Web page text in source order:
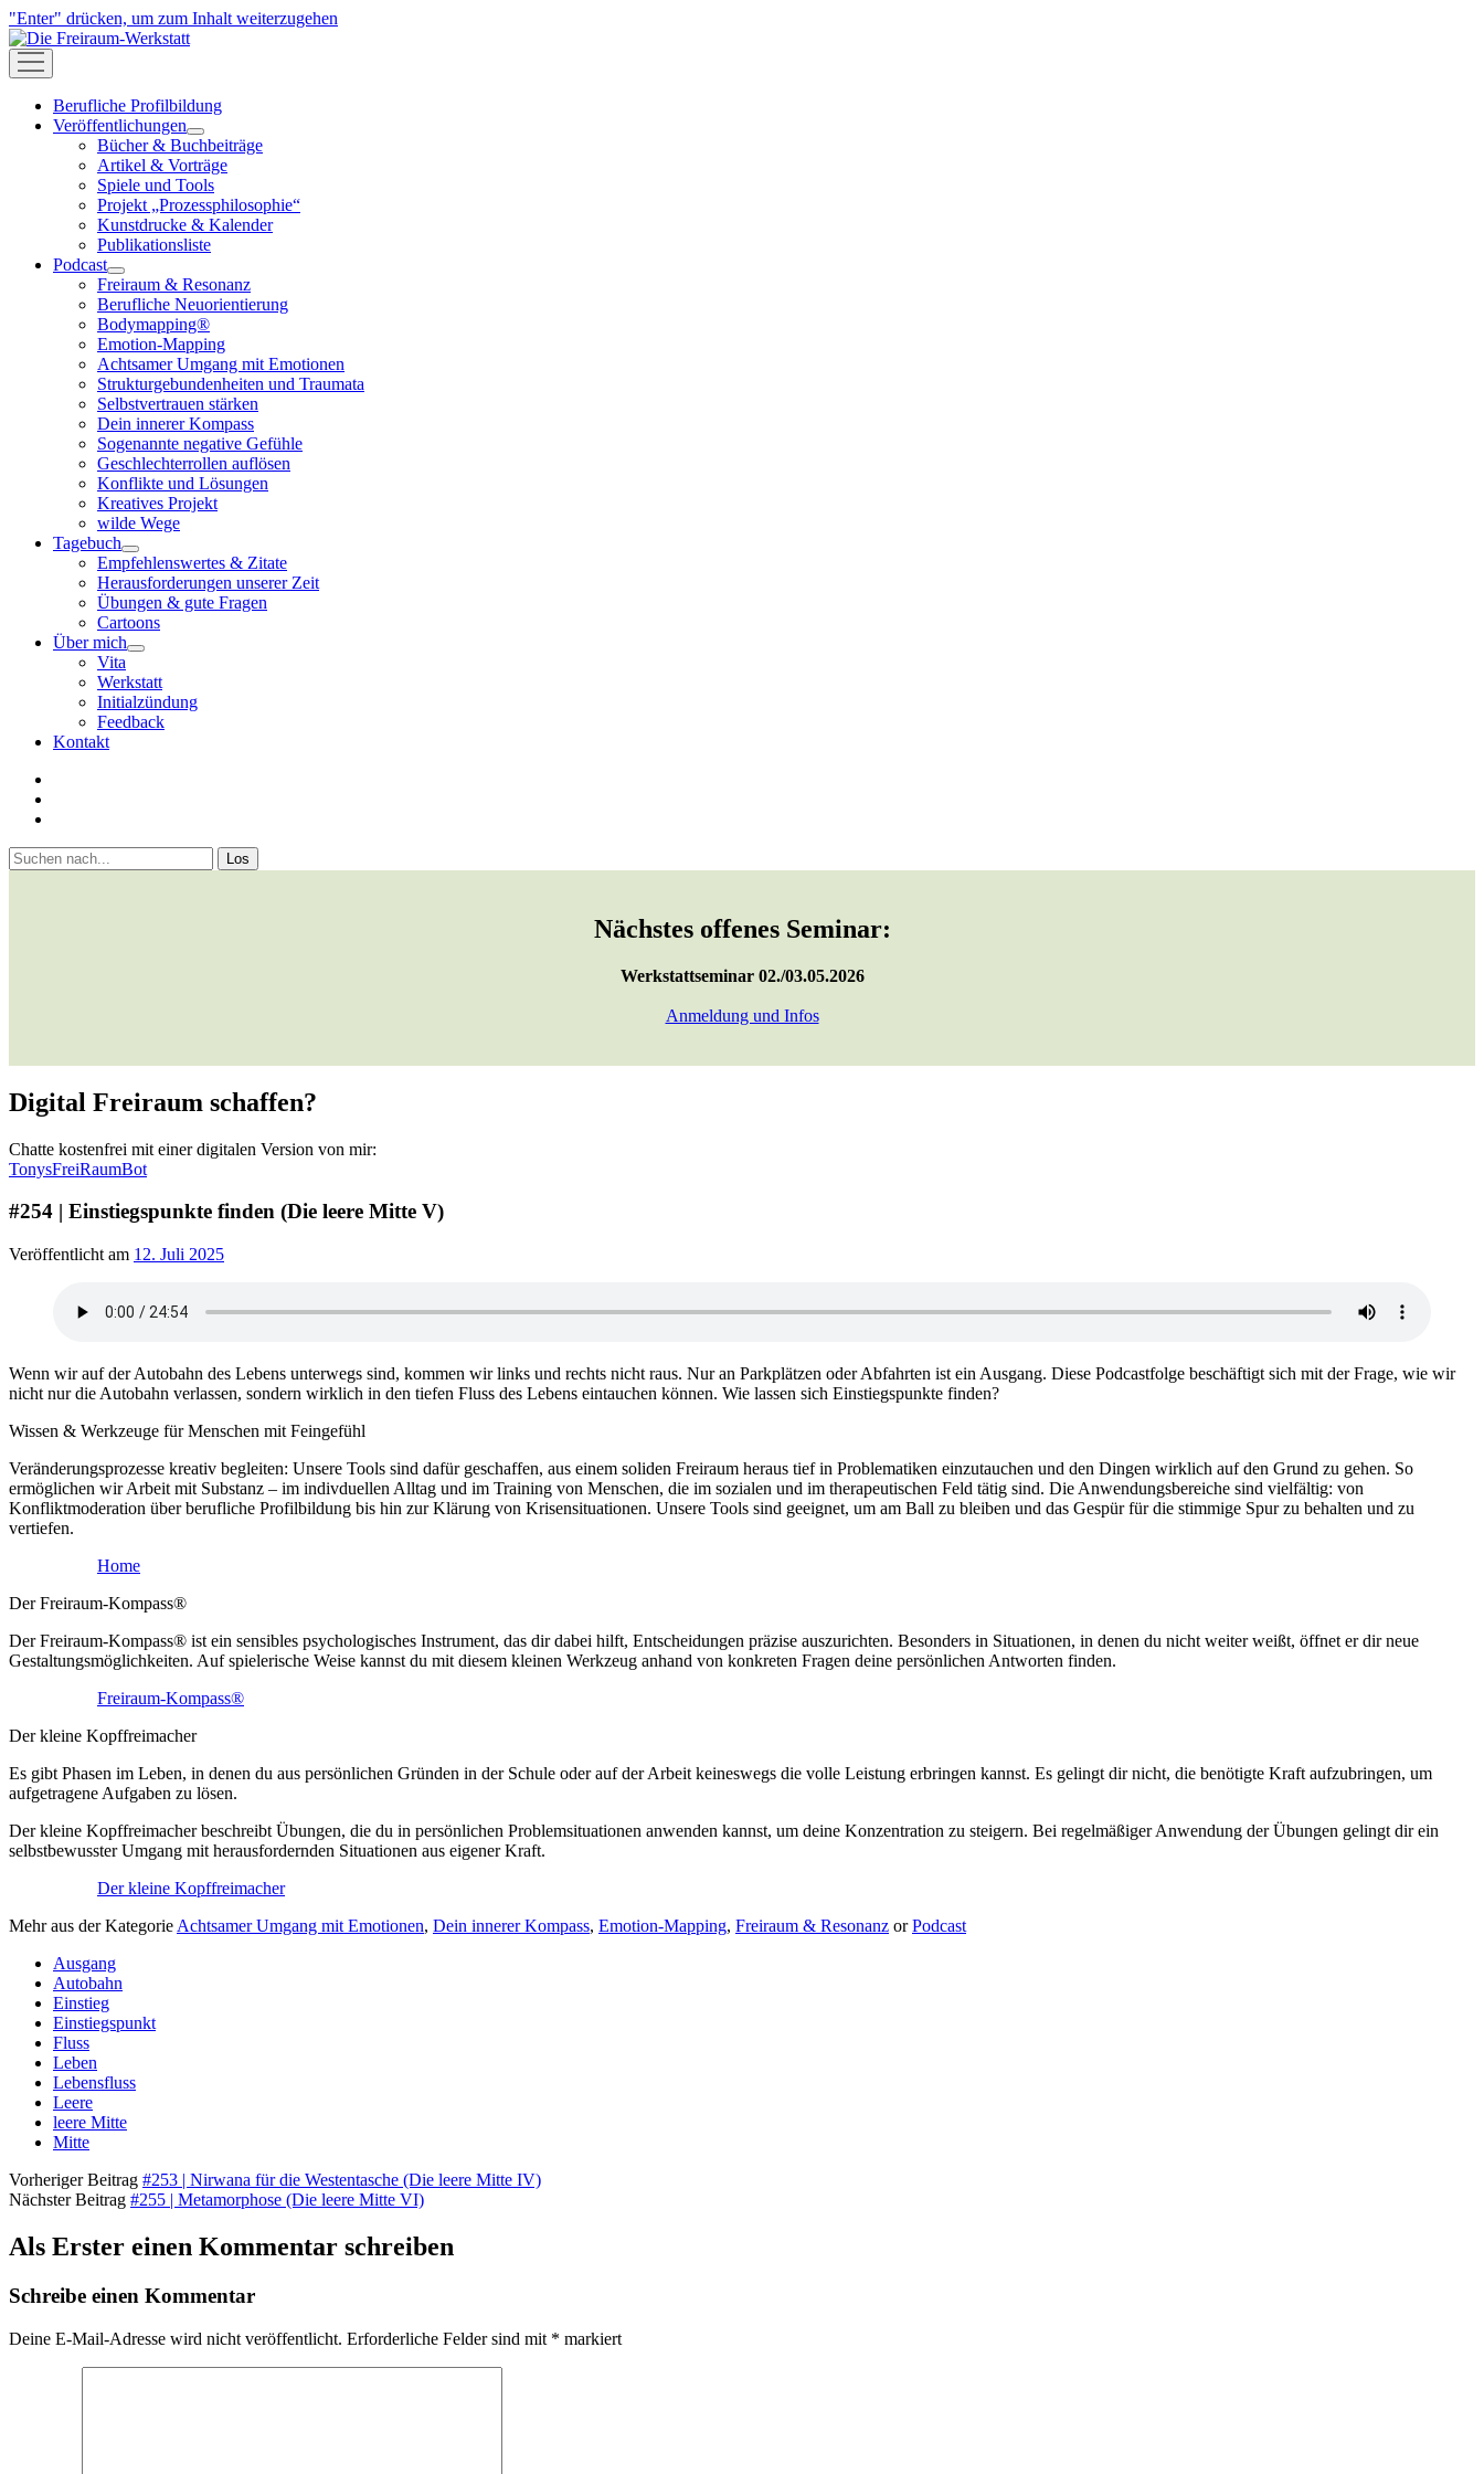
"Enter" drücken, um zum Inhalt weiterzugehen
Die
Freiraum-
Werkstatt
open
menu
Berufliche Profilbildung
Veröffentlichungen
open
menu
Bücher & Buchbeiträge
Artikel & Vorträge
Spiele und Tools
Projekt „Prozessphilosophie“
Kunstdrucke & Kalender
Publikationsliste
Podcast
open
menu
Freiraum & Resonanz
Berufliche Neuorientierung
Bodymapping®
Emotion-Mapping
Achtsamer Umgang mit Emotionen
Strukturgebundenheiten und Traumata
Selbstvertrauen stärken
Dein innerer Kompass
Sogenannte negative Gefühle
Geschlechterrollen auflösen
Konflikte und Lösungen
Kreatives Projekt
wilde Wege
Tagebuch
open
menu
Empfehlenswertes & Zitate
Herausforderungen unserer Zeit
Übungen & gute Fragen
Cartoons
Über mich
open
Vita
Werkstatt
Initialzündung
Feedback
Kontakt
Sidebar
Suchen
Nächstes offenes Seminar:
Werkstattseminar 02./03.05.2026
Anmeldung und Infos
Digital Freiraum schaffen?
Chatte kostenfrei mit einer digitalen Version von mir:
TonysFreiRaumBot
#254 | Einstiegspunkte finden (Die leere Mitte V)
Veröffentlicht am 12. Juli 2025
Wenn wir auf der Autobahn des Lebens unterwegs sind, kommen wir links und rechts nicht raus. Nur an Parkplätzen oder Abfahrten ist ein Ausgang. Diese Podcastfolge beschäftigt sich mit der Frage, wie wir
nicht nur die Autobahn verlassen, sondern wirklich in den tiefen Fluss des Lebens eintauchen können. Wie lassen sich Einstiegspunkte finden?
Wissen & Werkzeuge für Menschen mit Feingefühl
Veränderungsprozesse kreativ begleiten: Unsere Tools sind dafür geschaffen, aus einem soliden Freiraum heraus tief in Problematiken einzutauchen und den Dingen wirklich auf den Grund zu gehen. So
ermöglichen wir Arbeit mit Substanz – im indivduellen Alltag und im Training von Menschen, die im sozialen und im therapeutischen Feld tätig sind. Die Anwendungsbereiche sind vielfältig: von
Konfliktmoderation über berufliche Profilbildung bis hin zur Klärung von Krisensituationen. Unsere Tools sind geeignet, um am Ball zu bleiben und das Gespür für die stimmige Spur zu behalten und zu
vertiefen.
Home
Der Freiraum-Kompass®
Der Freiraum-Kompass® ist ein sensibles psychologisches Instrument, das dir dabei hilft, Entscheidungen präzise auszurichten.​ Besonders in Situationen, in denen du nicht weiter weißt, öffnet er dir neue
Gestaltungsmöglichkeiten. Auf spielerische Weise kannst du mit diesem kleinen Werkzeug anhand von konkreten Fragen deine persönlichen Antworten finden.
Freiraum-Kompass®
Der kleine Kopffreimacher
Es gibt Phasen im Leben, in denen du aus persönlichen Gründen in der Schule oder auf der Arbeit keineswegs die volle Leistung erbringen kannst. Es gelingt dir nicht, die benötigte Kraft aufzubringen, um
aufgetragene Aufgaben zu lösen.
Der kleine Kopffreimacher beschreibt Übungen, die du in persönlichen Problemsituationen anwenden kannst, um deine Konzentration zu steigern. Bei regelmäßiger Anwendung der Übungen gelingt dir ein
selbstbewusster Umgang mit herausfordernden Situationen aus eigener Kraft.
Der kleine Kopffreimacher
Mehr aus der Kategorie Achtsamer Umgang mit Emotionen, Dein innerer Kompass, Emotion-Mapping, Freiraum & Resonanz orPodcast
Ausgang
Autobahn
Einstieg
Einstiegspunkt
Fluss
Leben
Lebensfluss
Leere
leere Mitte
Mitte
Vorheriger Beitrag #253 | Nirwana für die Westentasche (Die leere Mitte IV)
Nächster Beitrag #255 | Metamorphose (Die leere Mitte VI)
Als Erster einen Kommentar schreiben
Schreibe einen Kommentar
Deine E-Mail-Adresse wird nicht veröffentlicht. Erforderliche Felder sind mit * markiert